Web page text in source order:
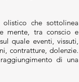
che sottolinea
mente, tra conscio e
quale eventi, vissuti,
contratture, dolenzie.
di una